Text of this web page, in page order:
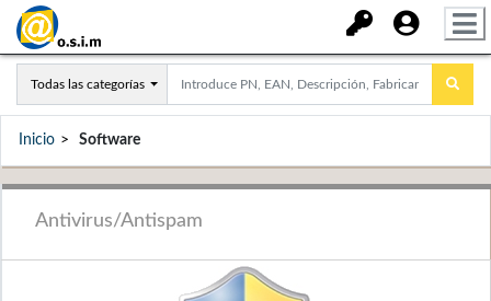
Todas las categorías
Inicio Software
Antivirus/Antispam